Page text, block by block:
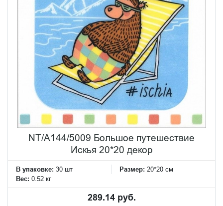
NT/A144/5009 Большое путешествие
Искья 20*20 декор
В упаковке: 30 шт Размер: 20*20 см
Вес: 0.52 кг
289.14 руб.